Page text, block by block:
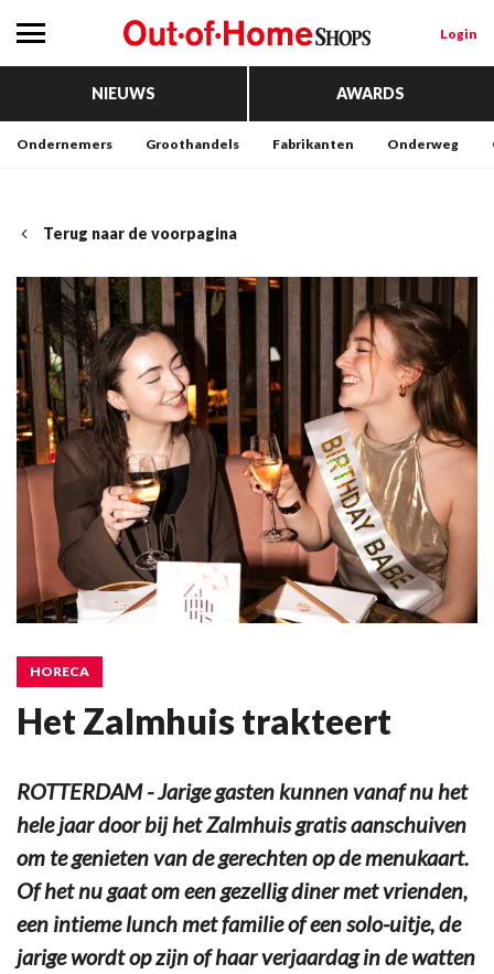
Login
NIEUWS AWARDS
Ondernemers Groothandels Fabrikanten Onderweg
Terug naar de voorpagina
HORECA
Het Zalmhuis trakteert
ROTTERDAM - Jarige gasten kunnen vanaf nu het
hele jaar door bij het Zalmhuis gratis aanschuiven
om te genieten van de gerechten op de menukaart.
Of het nu gaat om een gezellig diner met vrienden,
een intieme lunch met familie of een solo-uitje, de
jarige wordt op zijn of haar verjaardag in de watten